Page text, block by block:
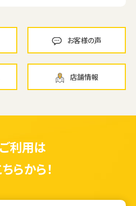
お客様の声
店舗情報
ご利用は
らから！